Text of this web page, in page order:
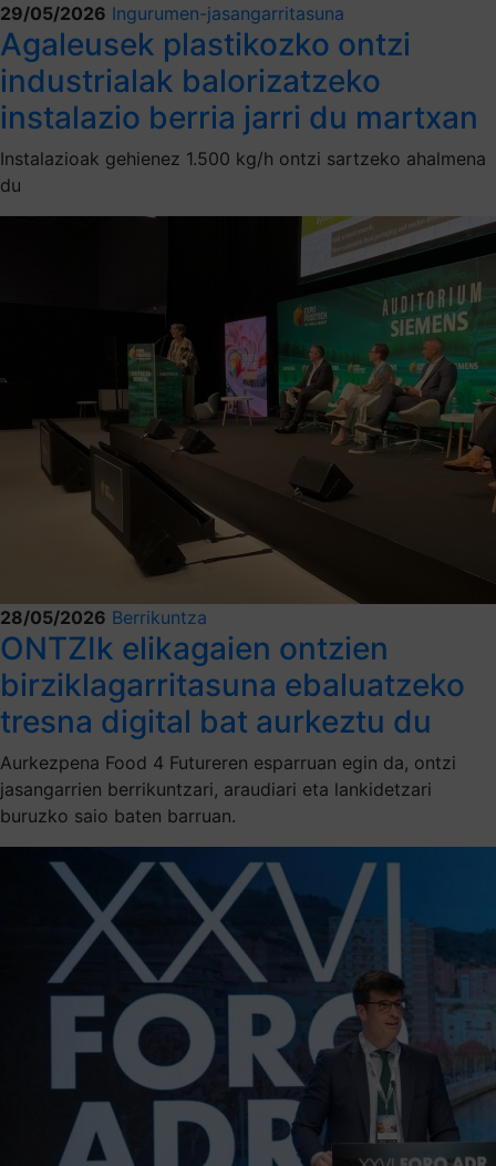
29/05/2026 Ingurumen-jasangarritasuna
Agaleusek plastikozko ontzi
industrialak balorizatzeko
instalazio berria jarri du martxan
Instalazioak gehienez 1.500 kg/h ontzi sartzeko ahalmena
du
28/05/2026 Berrikuntza
ONTZIk elikagaien ontzien
birziklagarritasuna ebaluatzeko
tresna digital bat aurkeztu du
Aurkezpena Food 4 Futureren esparruan egin da, ontzi
jasangarrien berrikuntzari, araudiari eta lankidetzari
buruzko saio baten barruan.